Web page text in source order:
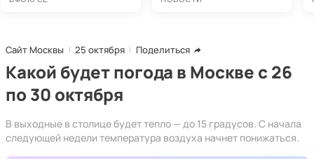
Сайт Москвы 25 октября Поделиться
Какой будет погода в Москве с 26
по 30 октября
В выходные в столице будет тепло — до 15 градусов. С начала
следующей недели температура воздуха начнет понижаться.